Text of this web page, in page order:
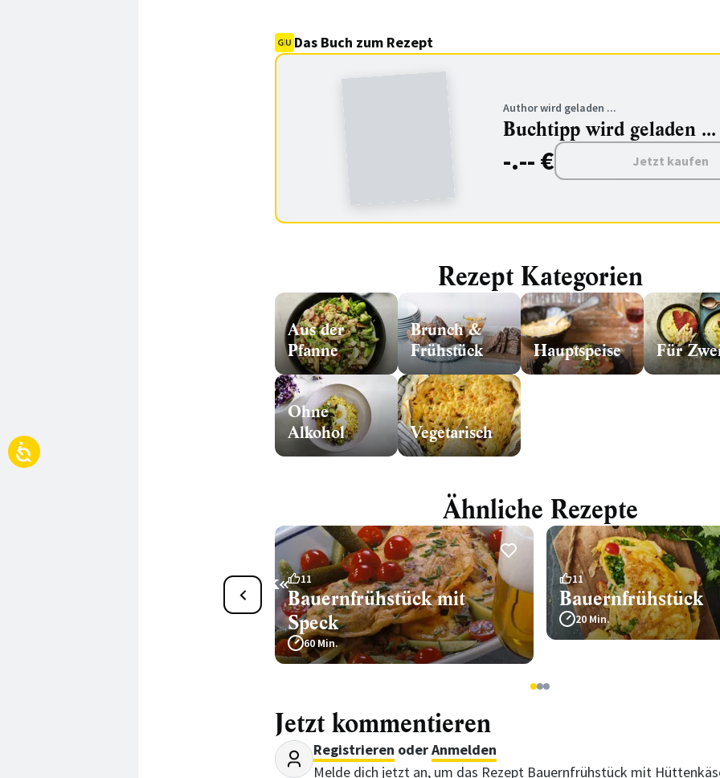
Das Buch zum Rezept
Author wird geladen ...
Buchtipp wird geladen ...
-.-- € Jetzt kaufen
Rezept Kategorien
Aus der
Pfanne
Brunch &
Frühstück
Hauptspeise Für
Ohne
Alkohol
Vegetarisch
Ähnliche Rezepte
Topinambur-»Bauernfrühstück« 11
Bauernfrühstück mit
Speck
60 Min.
11
Bauernfrühstück
20 Min.
123
Jetzt kommentieren
Registrieren oderAnmelden
Melde dich jetzt an, um das Rezept Bauernfrühstück mit